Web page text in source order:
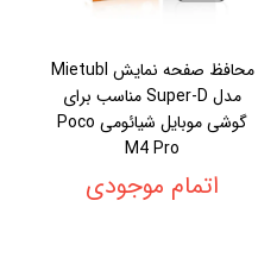
محافظ صفحه نمایش Mietubl
مدل Super-D مناسب برای
گوشی موبایل شیائومی Poco
M4 Pro
اتمام موجودی